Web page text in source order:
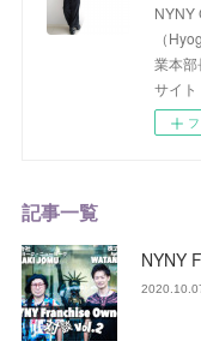
NYNY
（
業本
サイト
記事一覧
NYNY